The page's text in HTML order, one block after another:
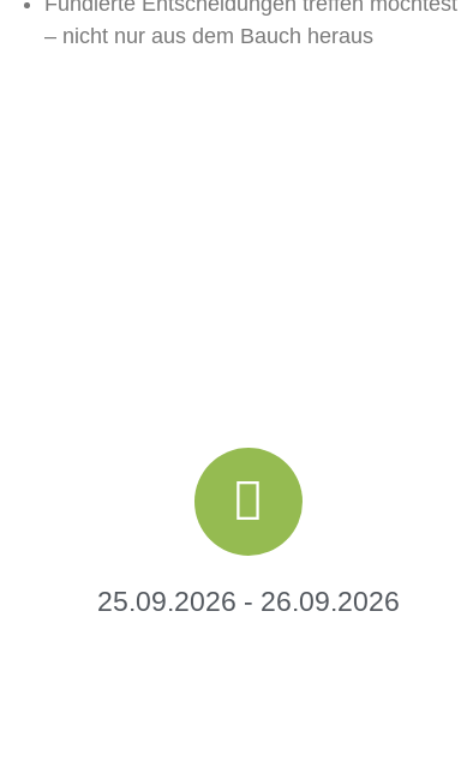
– nicht nur aus dem Bauch heraus
25.09.2026 - 26.09.2026